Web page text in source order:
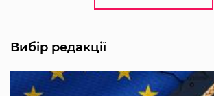
Вибір редакції